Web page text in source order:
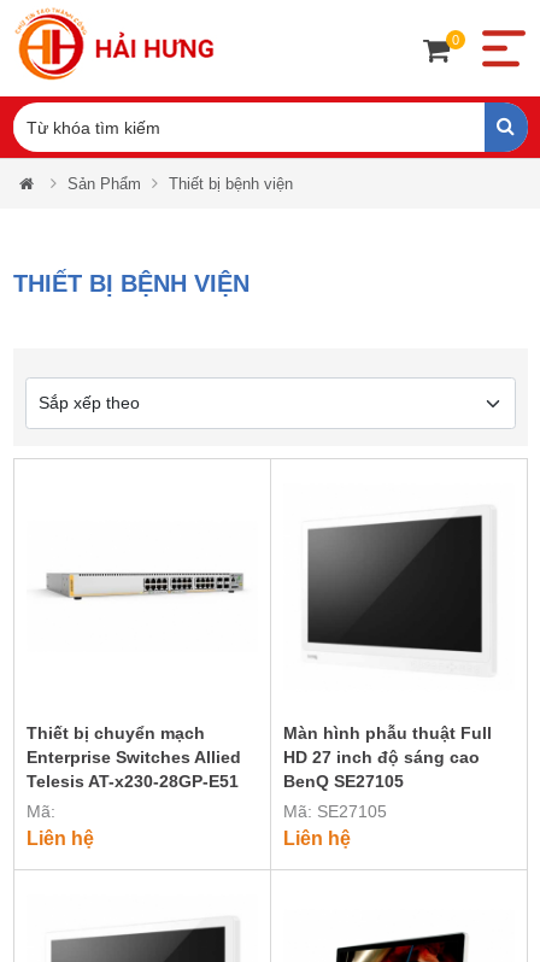
0
Sản Phẩm Thiết bị bệnh viện
THIẾT BỊ BỆNH VIỆN
Thiết bị chuyển mạch
Enterprise Switches Allied
Telesis AT-x230-28GP-E51
Mã:
Liên hệ
Màn hình phẫu thuật Full
HD 27 inch độ sáng cao
BenQ SE27105
Mã: SE27105
Liên hệ